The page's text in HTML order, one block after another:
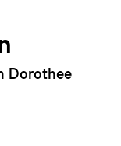
Dorothee